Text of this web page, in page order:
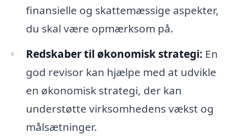
finansielle og skattemæssige aspekter,
du skal være opmærksom på.
Redskaber til økonomisk strategi: En
god revisor kan hjælpe med at udvikle
en økonomisk strategi, der kan
understøtte virksomhedens vækst og
målsætninger.